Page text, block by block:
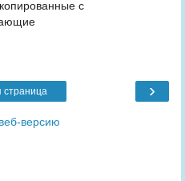
с
›
страница
версию